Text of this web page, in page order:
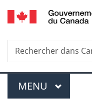
Recherche
Rechercher
dans
Menu
MENU PRINCIPAL